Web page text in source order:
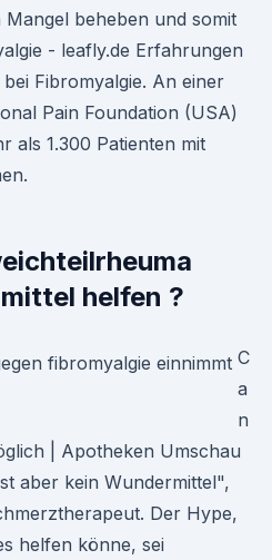
Mangel beheben und somit
- leafly.de Erfahrungen
Fibromyalgie. An einer
Pain Foundation (USA)
als 1.300 Patienten mit
helfen ?
C
a
n
| Apotheken Umschau
aber kein Wundermittel",
Der Hype,
helfen könne, sei